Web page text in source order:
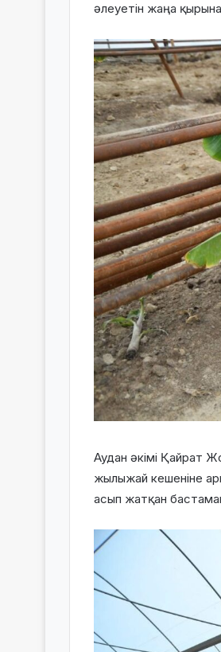
әлеуетін жаңа
Аудан әкімі Қайрат
жылыжай кешеніне
асып жатқан